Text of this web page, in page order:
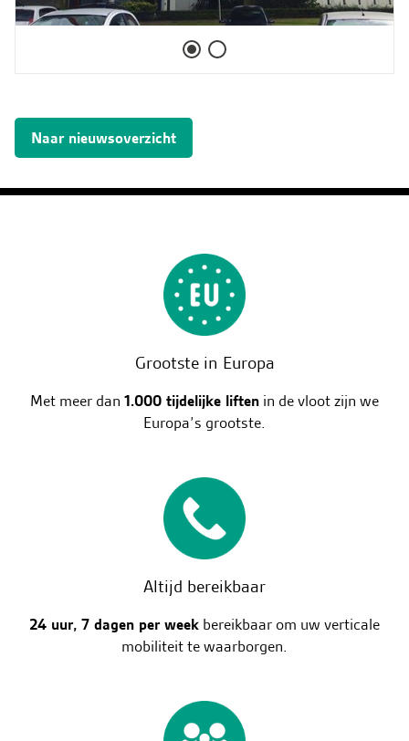
Naar nieuwsoverzicht
Grootste in Europa
Met meer dan 1.000 tijdelijke liften in de vloot zijn we
Europa’s grootste.
Altijd bereikbaar
24 uur, 7 dagen per week bereikbaar om uw verticale
mobiliteit te waarborgen.